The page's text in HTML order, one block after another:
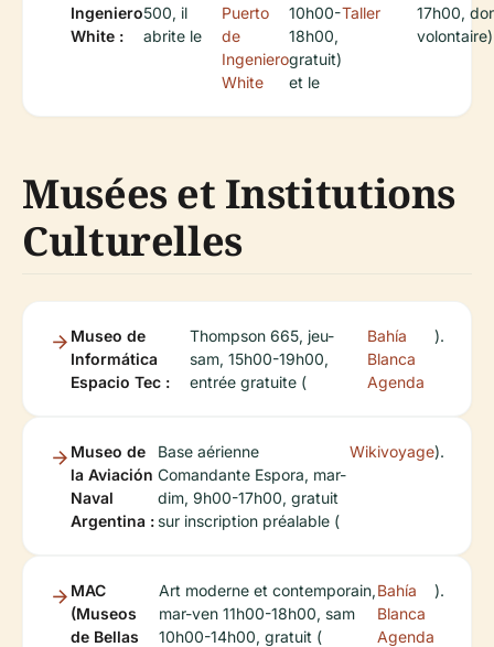
Ingeniero
White :
500, il
abrite le
Puerto
de
Ingeniero
White
10h00-
18h00,
gratuit)
et le
Taller
17h00,
Musées et Institutions
Culturelles
Museo de
Informática
Espacio Tec :
Thompson 665, jeu-
sam, 15h00-19h00,
entrée gratuite (
Bahía
Blanca
Agenda
).
Museo de
la Aviación
Naval
Argentina :
Base aérienne
Comandante Espora, mar-
dim, 9h00-17h00, gratuit
sur inscription préalable (
Wikivoyage).
MAC
(Museos
de Bellas
Art moderne et contemporain,
mar-ven 11h00-18h00, sam
10h00-14h00, gratuit (
Bahía
Blanca
Agenda
).